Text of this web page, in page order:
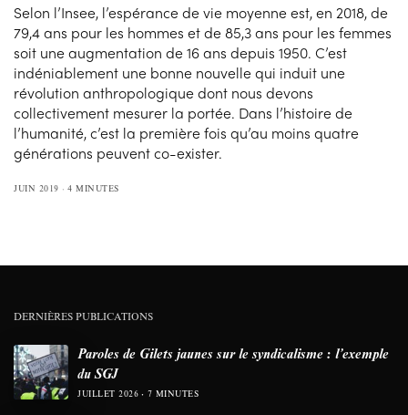
Selon l’Insee, l’espérance de vie moyenne est, en 2018, de
79,4 ans pour les hommes et de 85,3 ans pour les femmes
soit une augmentation de 16 ans depuis 1950. C’est
indéniablement une bonne nouvelle qui induit une
révolution anthropologique dont nous devons
collectivement mesurer la portée. Dans l’histoire de
l’humanité, c’est la première fois qu’au moins quatre
générations peuvent co-exister.
JUIN 2019 4 MINUTES
DERNIÈRES PUBLICATIONS
Paroles de Gilets jaunes sur le syndicalisme : l’exemple
du SGJ
JUILLET 2026 7 MINUTES